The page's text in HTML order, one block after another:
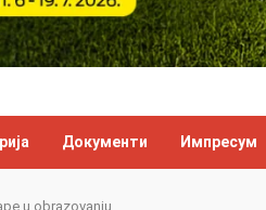
Документи Импресум
u obrazovanju